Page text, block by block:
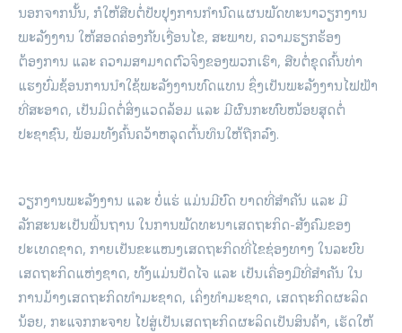
ນອກຈາກນັ້ນ, ກໍໃຫ້ສືບຕໍ່ປັບປຸງການກຳນົດແຜນພັດທະນາວຽກງານ
ພະລັງງານ ໃຫ້ສອດຄ່ອງກັບເງື່ອນໄຂ, ສະພາບ, ຄວາມຮຽກຮ້ອງ
ຕ້ອງການ ແລະ ຄວາມສາມາດຕົວຈິງຂອງພວກເຮົາ, ສືບຕໍ່ຂຸດຄົ້ນທ່າ
ແຮງບົ່ມຊ້ອນການນຳໃຊ້ພະລັງງານທົດແທນ ຊຶ່ງເປັນພະລັງງານໄຟຟ້າ
ທີ່ສະອາດ, ເປັນມິດຕໍ່ສິ່ງແວດລ້ອມ ແລະ ມີຜົນກະທົບໜ້ອຍສຸດຕໍ່
ປະຊາຊົນ, ພ້ອມທັງຄົ້ນຄວ້າຫລຸດຕົ້ນທຶນໃຫ້ຖືກລົງ.
ວຽກງານພະລັງງານ ແລະ ບໍ່ແຮ່ ແມ່ນມີບົດ ບາດທີ່ສຳຄັນ ແລະ ມີ
ລັກສະນະເປັນພື້ນຖານ ໃນການພັດທະນາເສດຖະກິດ-ສັງຄົມຂອງ
ປະເທດຊາດ, ກາຍເປັນຂະແໜງເສດຖະກິດທີ່ໄຂຊ່ອງທາງ ໃນລະບົບ
ເສດຖະກິດແຫ່ງຊາດ, ທັງແມ່ນປັດໄຈ ແລະ ເປັນເຄື່ອງມືທີ່ສໍາຄັນ ໃນ
ການມ້າງເສດຖະກິດທຳມະຊາດ, ເຄິ່ງທໍາມະຊາດ, ເສດຖະກິດຜະລິດ
ນ້ອຍ, ກະແຈກກະຈາຍ ໄປສູ່ເປັນເສດຖະກິດຜະລິດເປັນສິນຄ້າ, ເຮັດໃຫ້